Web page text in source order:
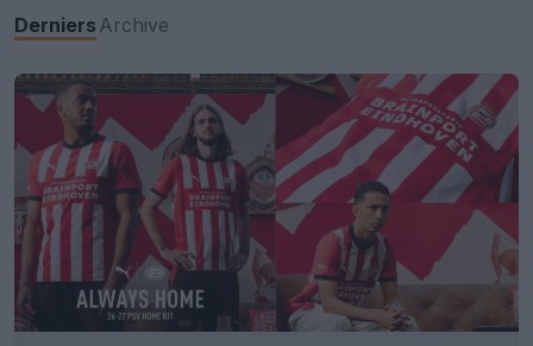
Derniers Archive